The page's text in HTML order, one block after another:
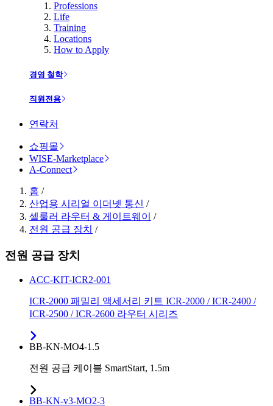
Professions
Life
Training
Locations
How to Apply
경영 철학
직원전용
연락처
쇼핑몰
WISE-Marketplace
A-Connect
홈 /
산업용 시리얼 이더넷 통신 /
셀룰러 라우터 & 게이트웨이
/
전원 공급 장치 /
전원 공급 장치
ACC-KIT-ICR2-001
ICR-2000 패밀리 액세서리 키트 ICR-2000 / ICR-2400 /
ICR-2500 / ICR-2600 라우터 시리즈
BB-KN-MO4-1.5
전원 공급 케이블 SmartStart, 1.5m
BB-KN-v3-MO2-3